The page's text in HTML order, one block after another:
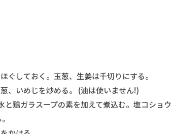
ぐしておく。玉葱、生姜は千切りにする。
、いめじを炒める。 (油は使いません!)
と鶏ガラスープの素を加えて煮込む。塩コショ